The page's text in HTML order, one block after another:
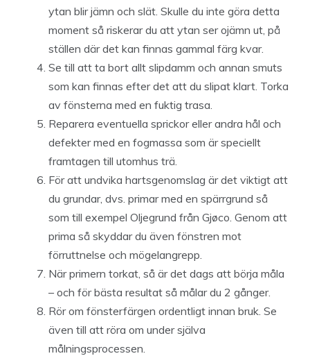
ytan blir jämn och slät. Skulle du inte göra detta
moment så riskerar du att ytan ser ojämn ut, på
ställen där det kan finnas gammal färg kvar.
Se till att ta bort allt slipdamm och annan smuts
som kan finnas efter det att du slipat klart. Torka
av fönsterna med en fuktig trasa.
Reparera eventuella sprickor eller andra hål och
defekter med en fogmassa som är speciellt
framtagen till utomhus trä.
För att undvika hartsgenomslag är det viktigt att
du grundar, dvs. primar med en spärrgrund så
som till exempel Oljegrund från Gjøco. Genom att
prima så skyddar du även fönstren mot
förruttnelse och mögelangrepp.
När primern torkat, så är det dags att börja måla
– och för bästa resultat så målar du 2 gånger.
Rör om fönsterfärgen ordentligt innan bruk. Se
även till att röra om under själva
målningsprocessen.